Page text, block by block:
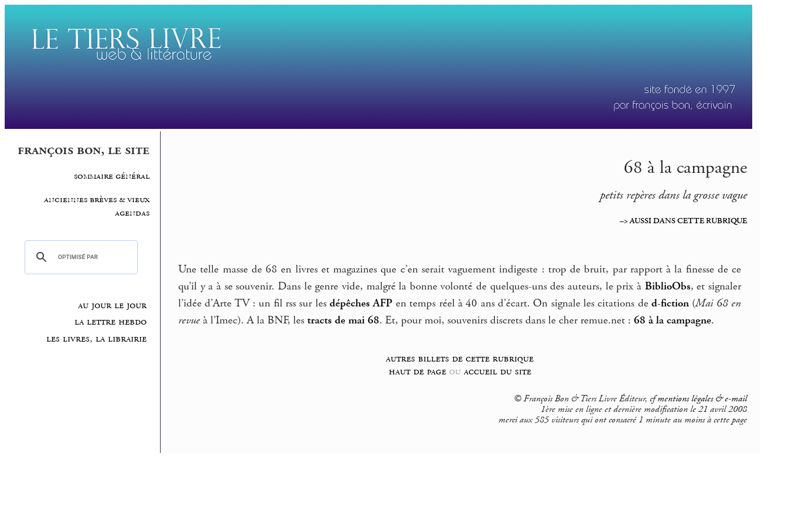
françois bon, le site
sommaire général
anciennes brèves & vieux
agendas
au jour le jour
la lettre hebdo
les livres, la librairie
68 à la campagne
petits repères dans la grosse vague
–> AUSSI DANS CETTE RUBRIQUE
Une telle masse de 68 en livres et magazines que c’en serait vaguement indigeste : trop de bruit, par rapport à la finesse de ce
qu’il y a à se souvenir. Dans le genre vide, malgré la bonne volonté de quelques-uns des auteurs, le prix à BiblioObs, et signaler
l’idée d’Arte TV : un fil rss sur lesdépêches AFP en temps réel à 40 ans d’écart. On signale les citations ded-fiction (Mai 68 en
revue à l’Imec). A la BNF, les tracts de mai 68. Et, pour moi, souvenirs discrets dans le cher remue.net : 68 à la campagne.
autres billets de cette rubrique
haut de pageouaccueil du site
© François Bon & Tiers Livre Éditeur, cfmentions légales & e-mail
1ère mise en ligne et dernière modification le 21 avril 2008
merci aux 585 visiteurs qui ont consacré 1 minute au moins à cette page